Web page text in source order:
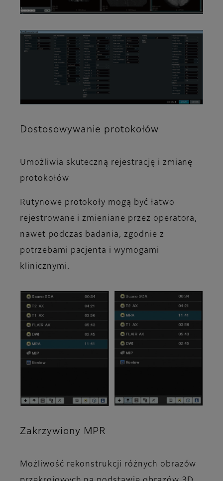
Dostosowywanie protokołów
Umożliwia skuteczną rejestrację i zmianę
protokołów
Rutynowe protokoły mogą być łatwo
rejestrowane i zmieniane przez operatora,
nawet podczas badania, zgodnie z
potrzebami pacjenta i wymogami
klinicznymi.
Zakrzywiony MPR
Możliwość rekonstrukcji różnych obrazów